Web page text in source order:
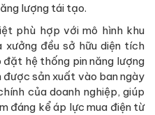
lượng tái tạo.
phù hợp với mô hình khu
xưởng đều sở hữu diện tích
hệ thống pin năng lượng
sản xuất vào ban ngày
của doanh nghiệp, giúp
đáng kể áp lực mua điện từ